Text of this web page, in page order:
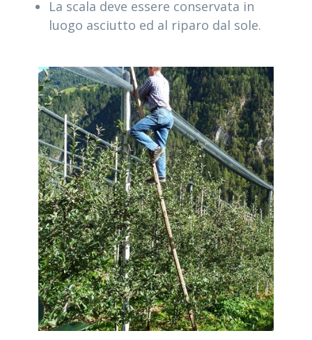
La scala deve essere conservata in
luogo asciutto ed al riparo dal sole.